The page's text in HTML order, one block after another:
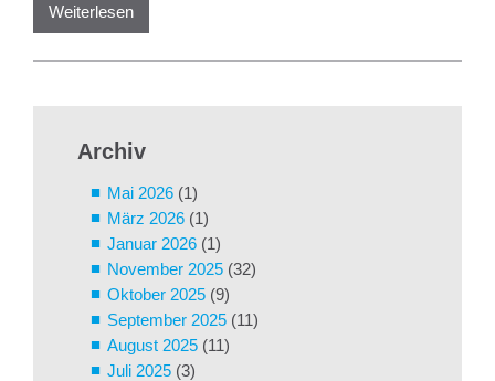
Weiterlesen
Archiv
Mai 2026 (1)
März 2026 (1)
Januar 2026 (1)
November 2025 (32)
Oktober 2025 (9)
September 2025 (11)
August 2025 (11)
Juli 2025 (3)